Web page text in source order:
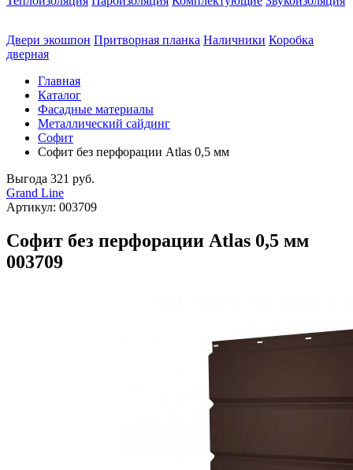
Двери экошпон Притворная планка Наличники Коробка
дверная
Главная
Каталог
Фасадные материалы
Металлический сайдинг
Софит
Софит без перфорации Atlas 0,5 мм
Выгода 321 руб.
Grand Line
Артикул: 003709
Софит без перфорации Atlas 0,5 мм
003709